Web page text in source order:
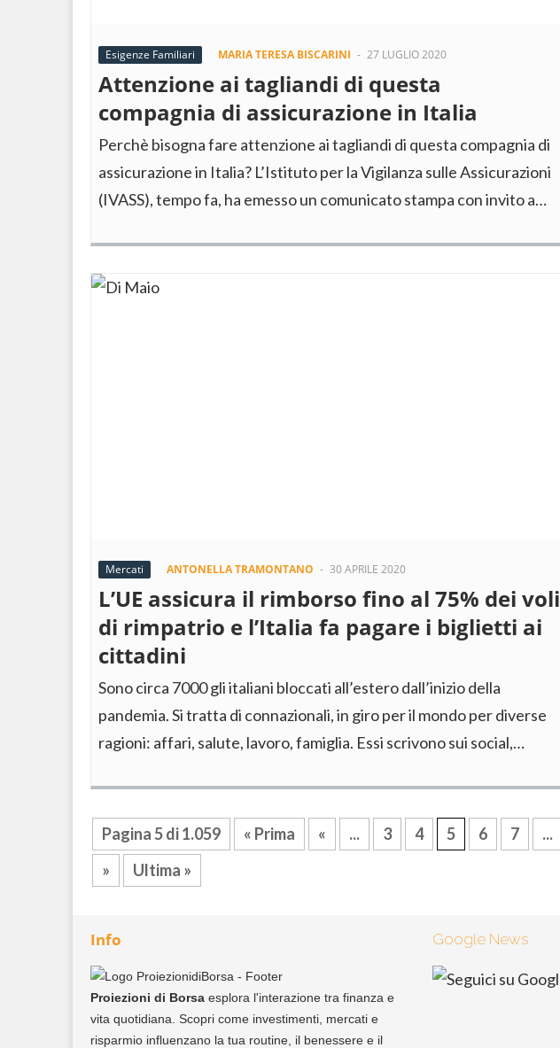
Esigenze Familiari MARIA TERESA BISCARINI - 27 LUGLIO 2020
Attenzione ai tagliandi di questa
compagnia di assicurazione in Italia
Perchè bisogna fare attenzione ai tagliandi di questa compagnia di
assicurazione in Italia? L’Istituto per la Vigilanza sulle Assicurazioni
(IVASS), tempo fa, ha emesso un comunicato stampa con invito a…
Mercati ANTONELLA TRAMONTANO - 30 APRILE 2020
L’UE assicura il rimborso fino al 75% dei voli
di rimpatrio e l’Italia fa pagare i biglietti ai
cittadini
Sono circa 7000 gli italiani bloccati all’estero dall’inizio della
pandemia. Si tratta di connazionali, in giro per il mondo per diverse
ragioni: affari, salute, lavoro, famiglia. Essi scrivono sui social,…
Pagina 5 di 1.059 « Prima « ... 3 4 5 6 7
...
»
Ultima »
Info
Proiezioni di Borsa esplora l'interazione tra finanza e
vita quotidiana. Scopri come investimenti, mercati e
risparmio influenzano la tua routine, il benessere e il
Google News